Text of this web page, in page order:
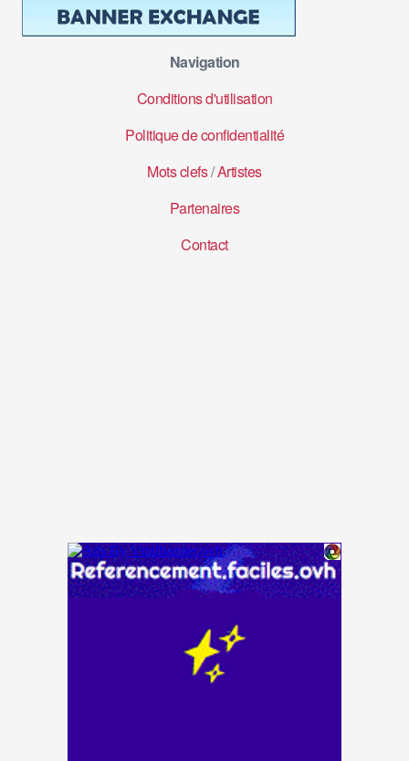
Navigation
Conditions d'utilisation
Politique de confidentialité
Mots clefs/Artistes
Partenaires
Contact